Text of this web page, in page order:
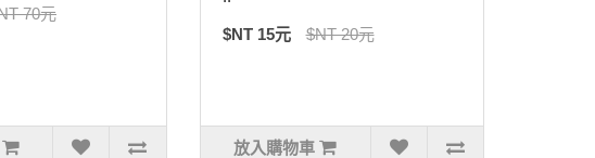
70元
$NT 15元 $NT 20元
放入購物車